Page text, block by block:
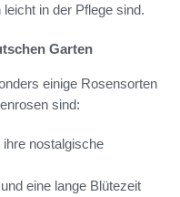
in der Pflege sind.
Garten
einige Rosensorten
sind:
nostalgische
eine lange Blütezeit